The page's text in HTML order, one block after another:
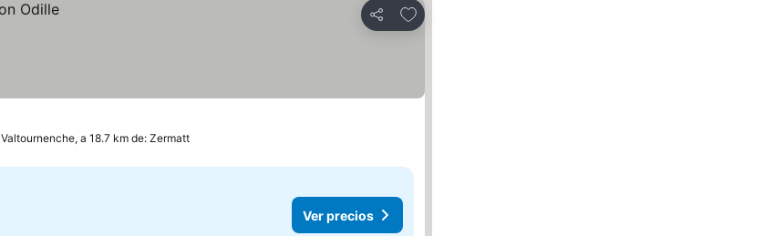
Compartir
Agregar a favoritos
Valtournenche, a 18.7 km de: Zermatt
Ver precios